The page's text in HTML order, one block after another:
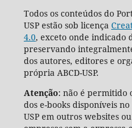
Todos os conteúdos do
USP estão sob licença
4.0, exceto onde indicado
preservando
dos autores, editores e
própria ABCD-USP.
Atenção: não é permitido
dos e-books disponíveis
USP em outros websites